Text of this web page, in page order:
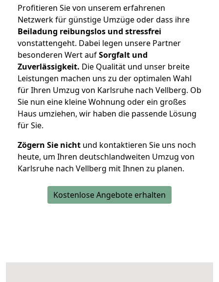
Profitieren Sie von unserem erfahrenen
Netzwerk für günstige Umzüge oder dass ihre
Beiladung reibungslos und stressfrei
vonstattengeht. Dabei legen unsere Partner
besonderen Wert aufSorgfalt und
Zuverlässigkeit. Die Qualität und unser breite
Leistungen machen uns zu der optimalen Wahl
für Ihren Umzug von Karlsruhe nach Vellberg. Ob
Sie nun eine kleine Wohnung oder ein großes
Haus umziehen, wir haben die passende Lösung
für Sie.
Zögern Sie nicht und kontaktieren Sie uns noch
heute, um Ihren deutschlandweiten Umzug von
Karlsruhe nach Vellberg mit Ihnen zu planen.
Kostenlose Angebote erhalten